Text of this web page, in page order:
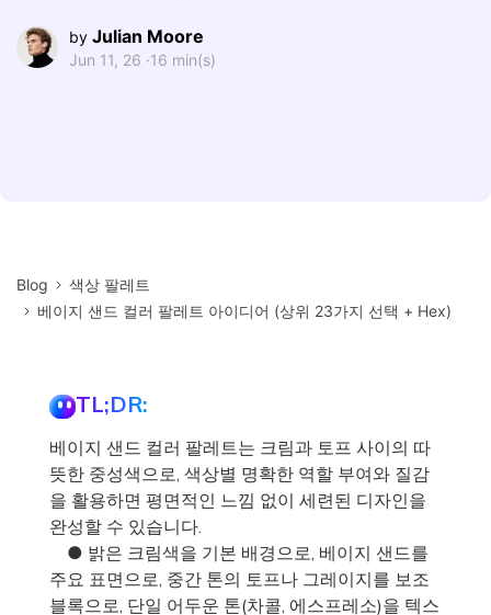
by Julian Moore
Jun 11, 26 ·16 min(s)
Blog
색상 팔레트
베이지 샌드 컬러 팔레트 아이디어 (상위 23가지 선택 + Hex)
TL;DR:
베이지 샌드 컬러 팔레트는 크림과 토프 사이의 따
뜻한 중성색으로, 색상별 명확한 역할 부여와 질감
을 활용하면 평면적인 느낌 없이 세련된 디자인을
완성할 수 있습니다.
● 밝은 크림색을 기본 배경으로, 베이지 샌드를
주요 표면으로, 중간 톤의 토프나 그레이지를 보조
블록으로, 단일 어두운 톤(차콜, 에스프레소)을 텍스